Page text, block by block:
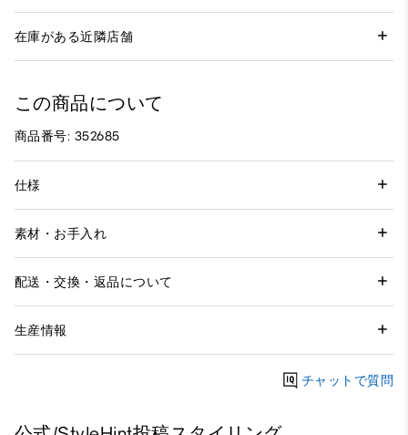
在庫がある近隣店舗
この商品について
商品番号: 352685
仕様
素材・お手入れ
配送・交換・返品について
生産情報
チャットで質問